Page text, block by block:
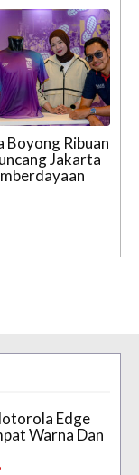
Boyong Ribuan
Jakarta
Edge
Warna Dan